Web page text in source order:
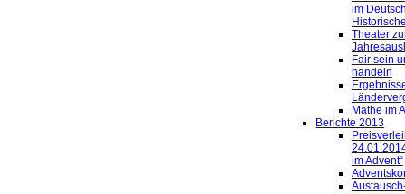
im
Theater
Fair sein
handeln
Mathe im
Berichte 2013
im Advent“